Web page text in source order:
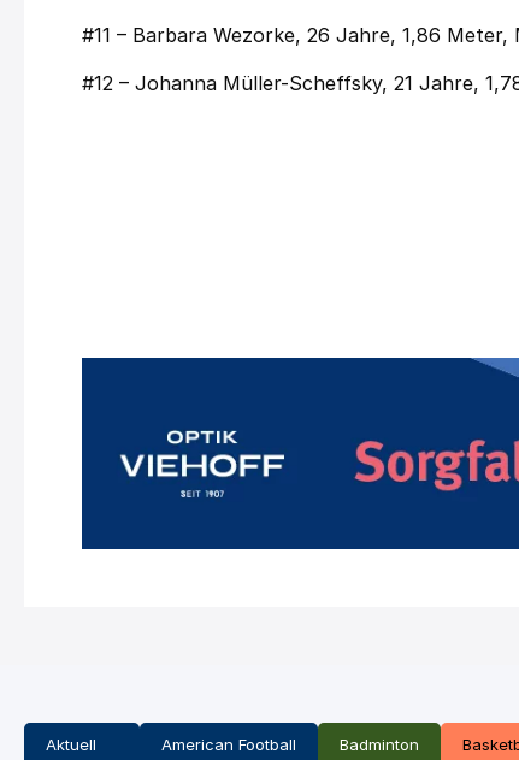
#11 – Barbara Wezorke, 26 Jahre, 1,86
#12 – Johanna Müller-Scheffsky, 21 Jahre,
Aktuell American Football Badminton